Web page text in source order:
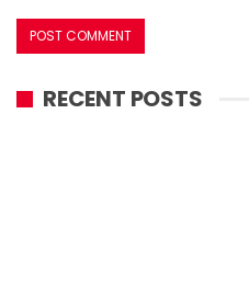
RECENT POSTS